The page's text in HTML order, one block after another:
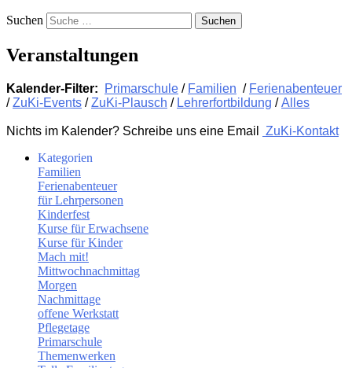
Suchen
Veranstaltungen
Kalender-Filter: Primarschule / Familien / Ferienabenteuer
/ZuKi-Events /ZuKi-Plausch / Lehrerfortbildung /Alles
Nichts im Kalender? Schreibe uns eine Email
ZuKi-Kontakt
Kategorien
Familien
Ferienabenteuer
für Lehrpersonen
Kinderfest
Kurse für Erwachsene
Kurse für Kinder
Mach mit!
Mittwochnachmittag
Morgen
Nachmittage
offene Werkstatt
Pflegetage
Primarschule
Themenwerken